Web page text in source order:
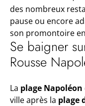
des nombreux
pause ou encore
son promontoire
Se baigner
Rousse
La plage Napoléon
ville après la plage